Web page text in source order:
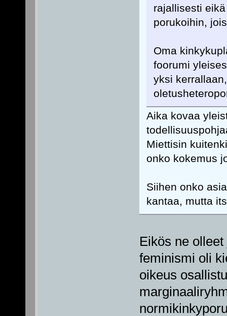
rajallisesti
porukoihin,
Oma
foorumi
yksi
Aika kovaa
Miettisin
onko kokemus
Siihen onko
kantaa, mutta
Eikös ne
feminismi oli
oikeus